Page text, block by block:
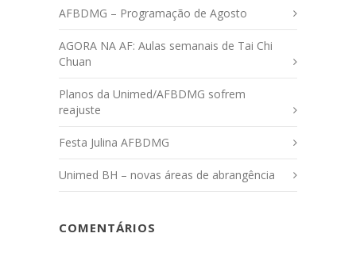
AFBDMG – Programação de Agosto
AGORA NA AF: Aulas semanais de Tai Chi
Chuan
Planos da Unimed/AFBDMG sofrem
reajuste
Festa Julina AFBDMG
Unimed BH – novas áreas de abrangência
COMENTÁRIOS